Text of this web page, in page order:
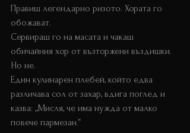
Правиш легендарно ризото. Хората го
обожават.
Сервираш го на масата и чакаш
обичайния хор от възторжени въздишки.
Но не.
Един кулинарен плебей, който едва
различава сол от захар, вдига поглед и
казва: „Мисля, че има нужда от малко
повече пармезан.“